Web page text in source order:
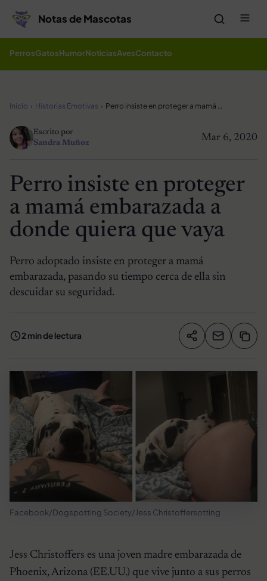
Notas de Mascotas
PerrosGatosHumorNoticiasAvesContacto
Inicio Historias Emotivas Perro insiste en proteger a mamá embarazada a donde quiera que vaya
Mar 6, 2020
Escrito por
Sandra Muñoz
Perro insiste en proteger
a mamá embarazada a
donde quiera que vaya
Perro adoptado insiste en proteger a mamá
embarazada, pasando su tiempo cerca de ella sin
descuidar su seguridad.
2 min de lectura Compartir
Facebook/Dogspotting Society/Jess Christoffersotting
Jess Christoffers es una joven madre embarazada de
Phoenix, Arizona (EE.UU.) que vive junto a sus perros